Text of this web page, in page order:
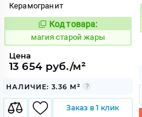
Керамогранит
918400
Код товара:
магия старой жары
Цена
13 654 руб./м²
НАЛИЧИЕ: 3.36 М²
Заказ в 1 клик